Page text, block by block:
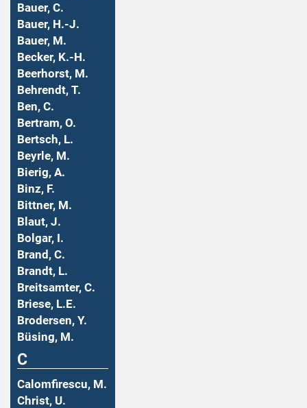
Bauer, C.
Bauer, H.-J.
Bauer, M.
Becker, K.-H.
Beerhorst, M.
Behrendt, T.
Ben, C.
Bertram, O.
Bertsch, L.
Beyrle, M.
Bierig, A.
Binz, F.
Bittner, M.
Blaut, J.
Bolgar, I.
Brand, C.
Brandt, L.
Breitsamter, C.
Briese, L.E.
Brodersen, Y.
Büsing, M.
C
Calomfirescu, M.
Christ, U.